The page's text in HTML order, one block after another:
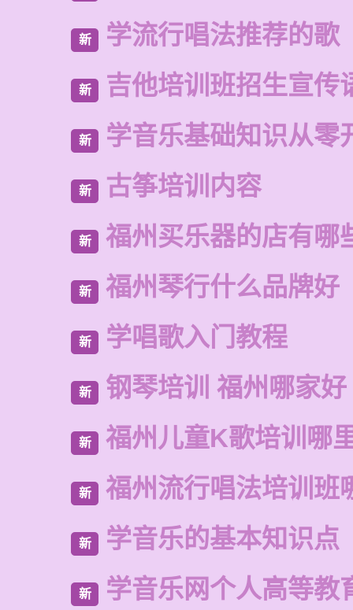
新 学流行唱法推荐的歌
新 吉他培训班招生宣传
新 学音乐基础知识从零
新 古筝培训内容
新 福州买乐器的店有哪
新 福州琴行什么品牌好
新 学唱歌入门教程
新 钢琴培训 福州哪家好
新 福州儿童K歌培训哪
新 福州流行唱法培训班
新 学音乐的基本知识点
新 学音乐网个人高等教